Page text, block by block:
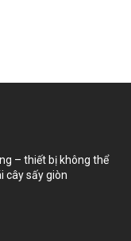
– thiết bị không thể
cây sấy giòn